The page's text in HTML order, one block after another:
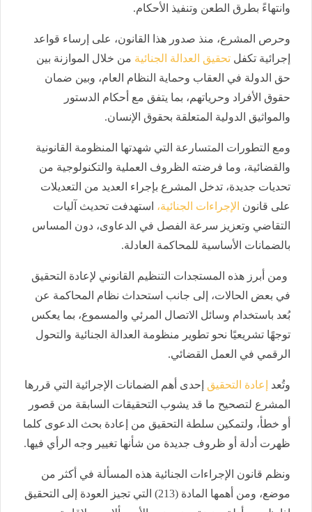
وانتهاءً بطرق الطعن وتنفيذ الأحكام.
وحرص المشرع، منذ صدور هذا القانون، على إرساء قواعد
إجرائية تكفل تحقيق العدالة الجنائية من خلال الموازنة بين
حق الدولة في العقاب وحماية النظام العام، وبين ضمان
حقوق الأفراد وحرياتهم، بما يتفق مع أحكام الدستور
والمواثيق الدولية المتعلقة بحقوق الإنسان.
ومع التطورات المتسارعة التي شهدتها المنظومة القانونية
والقضائية، وما فرضته الظروف العملية والتكنولوجية من
تحديات جديدة، تدخل المشرع بإجراء العديد من التعديلات
على قانون الإجراءات الجنائية، استهدفت تحديث آليات
التقاضي وتعزيز سرعة الفصل في الدعاوى، دون المساس
بالضمانات الأساسية للمحاكمة العادلة.
ومن أبرز هذه المستجدات التنظيم القانوني لإعادة التحقيق
في بعض الحالات، إلى جانب استحداث نظام المحاكمة عن
بُعد باستخدام وسائل الاتصال المرئي والمسموع، بما يعكس
توجهًا تشريعيًا نحو تطوير منظومة العدالة الجنائية والتحول
الرقمي في العمل القضائي.
وتُعد إعادة التحقيق إحدى أهم الضمانات الإجرائية التي قررها
المشرع لتصحيح ما قد يشوب التحقيقات السابقة من قصور
أو خطأ، ولتمكين سلطة التحقيق من إعادة بحث الدعوى كلما
ظهرت أدلة أو ظروف جديدة من شأنها تغيير وجه الرأي فيها.
ونظم قانون الإجراءات الجنائية هذه المسألة في أكثر من
موضع، ومن أهمها المادة (213) التي تجيز العودة إلى التحقيق